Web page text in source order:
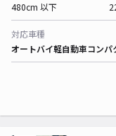
480cm 以下
対応車種
オートバイ軽自動車コンパ